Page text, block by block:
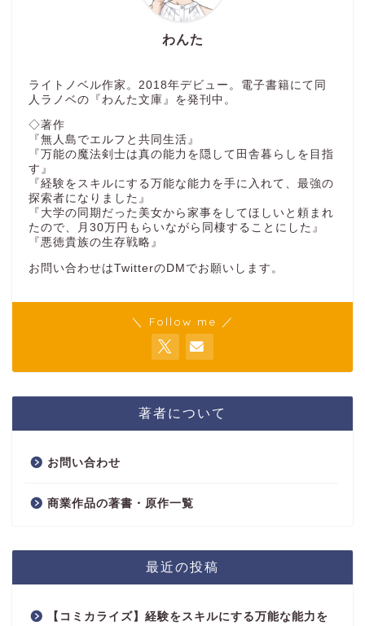
わんた
ライトノベル作家。2018年デビュー。電子書籍にて同
人ラノベの『わんた文庫』を発刊中。
◇著作
『無人島でエルフと共同生活』
『万能の魔法剣士は真の能力を隠して田舎暮らしを目指
す』
『経験をスキルにする万能な能力を手に入れて、最強の
探索者になりました』
『大学の同期だった美女から家事をしてほしいと頼まれ
たので、月30万円もらいながら同棲することにした』
『悪徳貴族の生存戦略』
お問い合わせはTwitterのDMでお願いします。
＼ Follow me ／
著者について
お問い合わせ
商業作品の著書・原作一覧
最近の投稿
【コミカライズ】経験をスキルにする万能な能力を